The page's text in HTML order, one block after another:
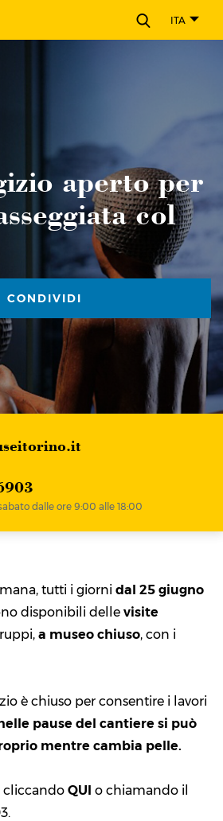
CHIUDI
Egizio
ITA
aperto per
col
CONDIVIDI
dalle ore 9:00 alle 18:00
tutti i giorni dal 25 giugno
disponibili delle visite
a museo chiuso, con i
è chiuso per consentire i lavori
pause del cantiere si può
mentre cambia pelle.
cliccando QUI o chiamando il